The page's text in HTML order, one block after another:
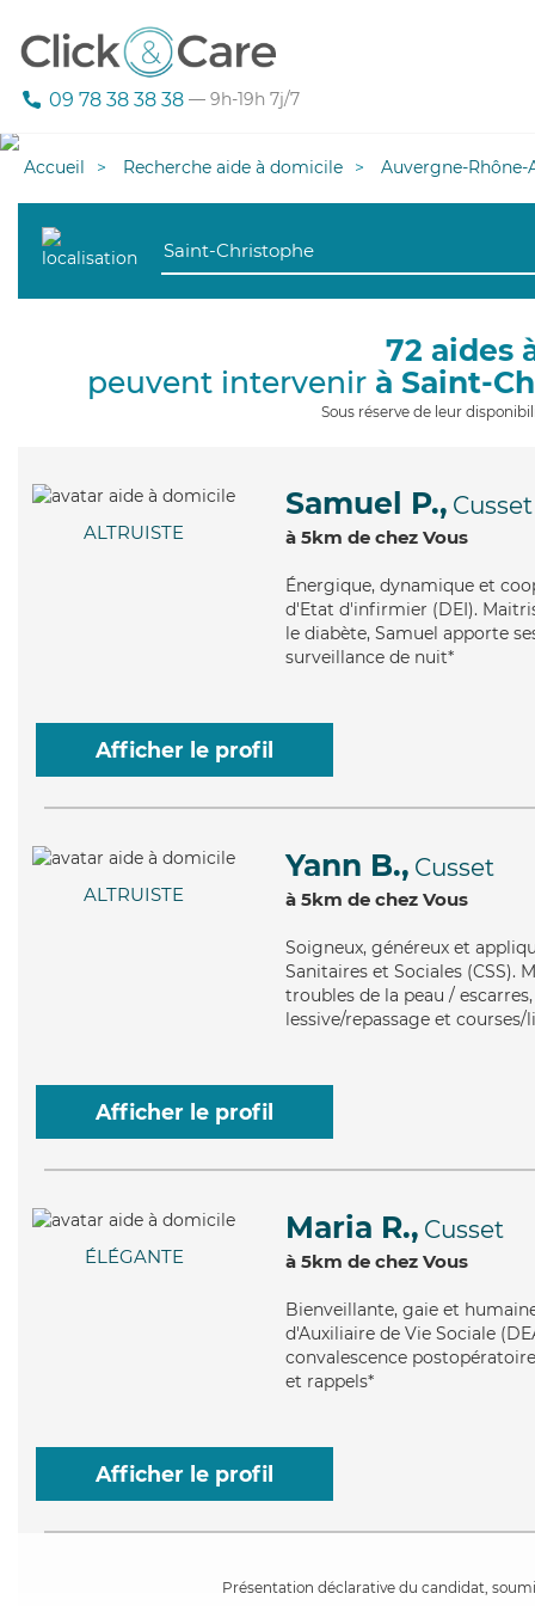
09 78 38 38 38 — 9h-19h 7j/7
Accueil Recherche aide à domicile Auvergne-Rhône-
72 aides
peuvent intervenir à Saint-
Sous réserve de leur
ALTRUISTE
Samuel P., Cusset
à 5km de chez Vous
Énergique, dynamique et
d'Etat d'infirmier (DEI).
le diabète, Samuel apporte
surveillance de nuit*
Afficher le profil
ALTRUISTE
Yann B., Cusset
à 5km de chez Vous
Soigneux, généreux et
Sanitaires et Sociales (CSS).
troubles de la peau /
lessive/repassage et courses/
Afficher le profil
ÉLÉGANTE
Maria R., Cusset
à 5km de chez Vous
Bienveillante, gaie et
d'Auxiliaire de Vie Sociale
convalescence
et rappels*
Afficher le profil
Présentation déclarative du candidat,